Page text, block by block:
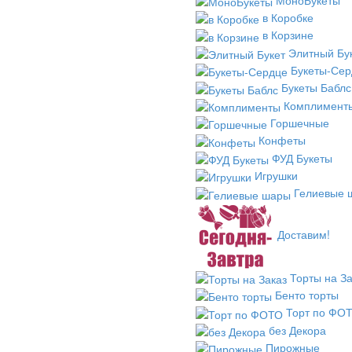
в Коробке
в Корзине
Элитный
Букеты-
Букеты Баблс
Горшечные
Конфеты
ФУД Букеты
Игрушки
Гелиевые
Доставим!
Торты на
Бенто торты
Торт по
без Декора
Пирожные